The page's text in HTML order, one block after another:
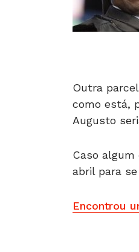
Outra
como está,
Augusto
Caso
abril para
Encontrou